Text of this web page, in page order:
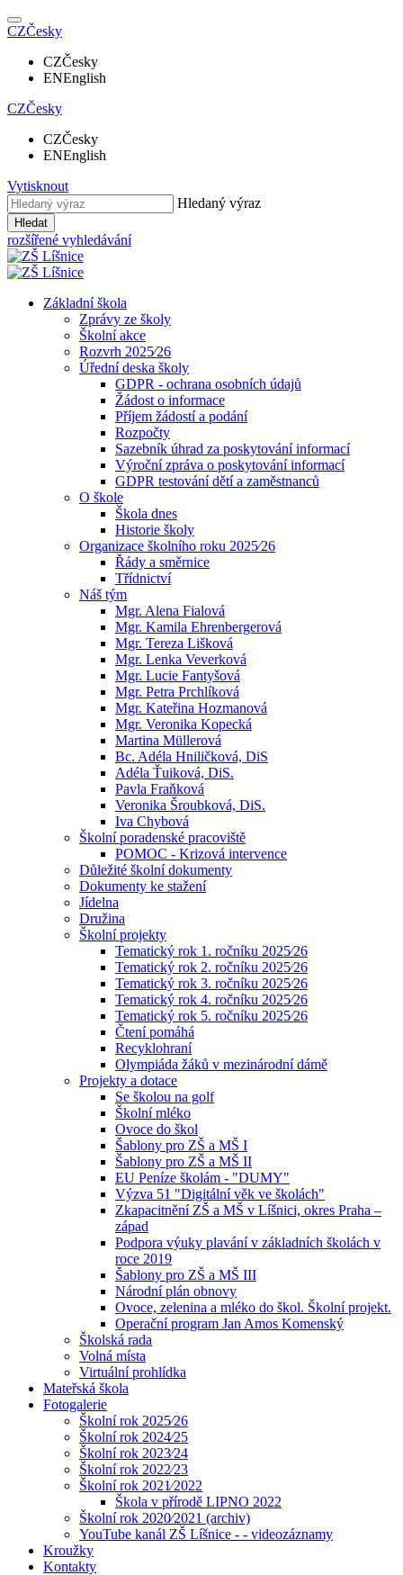
CZČesky
CZČesky
ENEnglish
CZČesky
CZČesky
ENEnglish
Vytisknout
Hledaný výraz
Hledat
rozšířené vyhledávání
Základní škola
Zprávy ze školy
Školní akce
Rozvrh 2025⁄26
Úřední deska školy
GDPR - ochrana osobních údajů
Žádost o informace
Příjem žádostí a podání
Rozpočty
Sazebník úhrad za poskytování informací
Výroční zpráva o poskytování informací
GDPR testování dětí a zaměstnanců
O škole
Škola dnes
Historie školy
Organizace školního roku 2025⁄26
Řády a směrnice
Třídnictví
Náš tým
Mgr. Alena Fialová
Mgr. Kamila Ehrenbergerová
Mgr. Tereza Lišková
Mgr. Lenka Veverková
Mgr. Lucie Fantyšová
Mgr. Petra Prchlíková
Mgr. Kateřina Hozmanová
Mgr. Veronika Kopecká
Martina Müllerová
Bc. Adéla Hniličková, DiS
Adéla Ťuiková, DiS.
Pavla Fraňková
Veronika Šroubková, DiS.
Iva Chybová
Školní poradenské pracoviště
POMOC - Krizová intervence
Důležité školní dokumenty
Dokumenty ke stažení
Jídelna
Družina
Školní projekty
Tematický rok 1. ročníku 2025⁄26
Tematický rok 2. ročníku 2025⁄26
Tematický rok 3. ročníku 2025⁄26
Tematický rok 4. ročníku 2025⁄26
Tematický rok 5. ročníku 2025⁄26
Čtení pomáhá
Recyklohraní
Olympiáda žáků v mezinárodní dámě
Projekty a dotace
Se školou na golf
Školní mléko
Ovoce do škol
Šablony pro ZŠ a MŠ I
Šablony pro ZŠ a MŠ II
EU Peníze školám - "DUMY"
Výzva 51 "Digitální věk ve školách"
Zkapacitnění ZŠ a MŠ v Líšnici, okres Praha –
západ
Podpora výuky plavání v základních školách v
roce 2019
Šablony pro ZŠ a MŠ III
Národní plán obnovy
Ovoce, zelenina a mléko do škol. Školní projekt.
Operační program Jan Amos Komenský
Školská rada
Volná místa
Virtuální prohlídka
Mateřská škola
Fotogalerie
Školní rok 2025⁄26
Školní rok 2024⁄25
Školní rok 2023⁄24
Školní rok 2022⁄23
Školní rok 2021⁄2022
Škola v přírodě LIPNO 2022
Školní rok 2020⁄2021 (archiv)
YouTube kanál ZŠ Líšnice - - videozáznamy
Kroužky
Kontakty